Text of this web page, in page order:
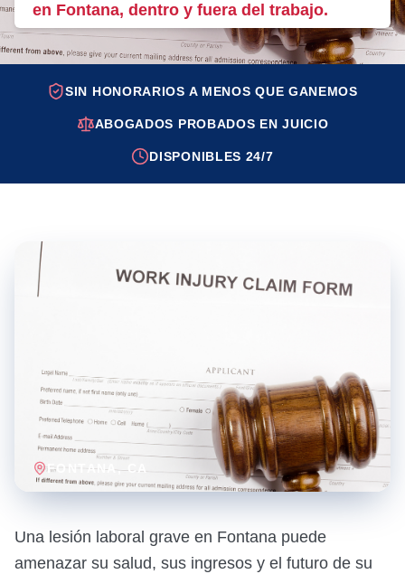
en Fontana, dentro y fuera del trabajo.
SIN HONORARIOS A MENOS QUE GANEMOS
ABOGADOS PROBADOS EN JUICIO
DISPONIBLES 24/7
FONTANA, CA
Una lesión laboral grave en Fontana puede
amenazar su salud, sus ingresos y el futuro de su